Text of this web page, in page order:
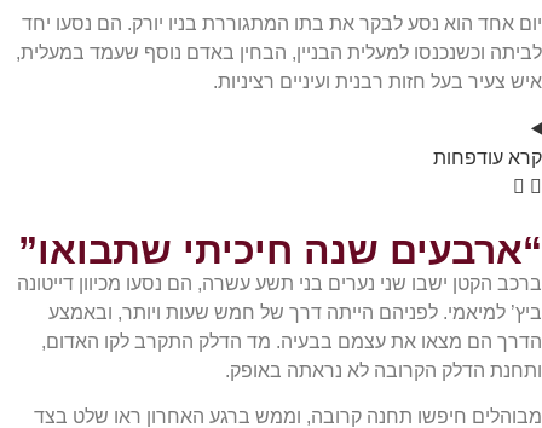
יום אחד הוא נסע לבקר את בתו המתגוררת בניו יורק. הם נסעו יחד
לביתה וכשנכנסו למעלית הבניין, הבחין באדם נוסף שעמד במעלית,
איש צעיר בעל חזות רבנית ועיניים רציניות.
קרא עודפחות
“ארבעים שנה חיכיתי שתבואו”
ברכב הקטן ישבו שני נערים בני תשע עשרה, הם נסעו מכיוון דייטונה
ביץ’ למיאמי. לפניהם הייתה דרך של חמש שעות ויותר, ובאמצע
הדרך הם מצאו את עצמם בבעיה. מד הדלק התקרב לקו האדום,
ותחנת הדלק הקרובה לא נראתה באופק.
מבוהלים חיפשו תחנה קרובה, וממש ברגע האחרון ראו שלט בצד